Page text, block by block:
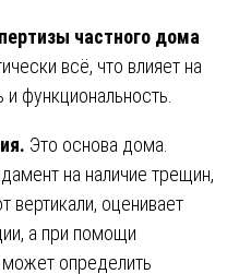
частного дома
всё, что влияет на
функциональность.
Это основа дома.
на наличие трещин,
вертикали, оценивает
а при помощи
определить